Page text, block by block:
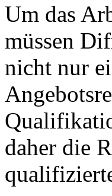
Um das
müssen
nicht nur
daher die